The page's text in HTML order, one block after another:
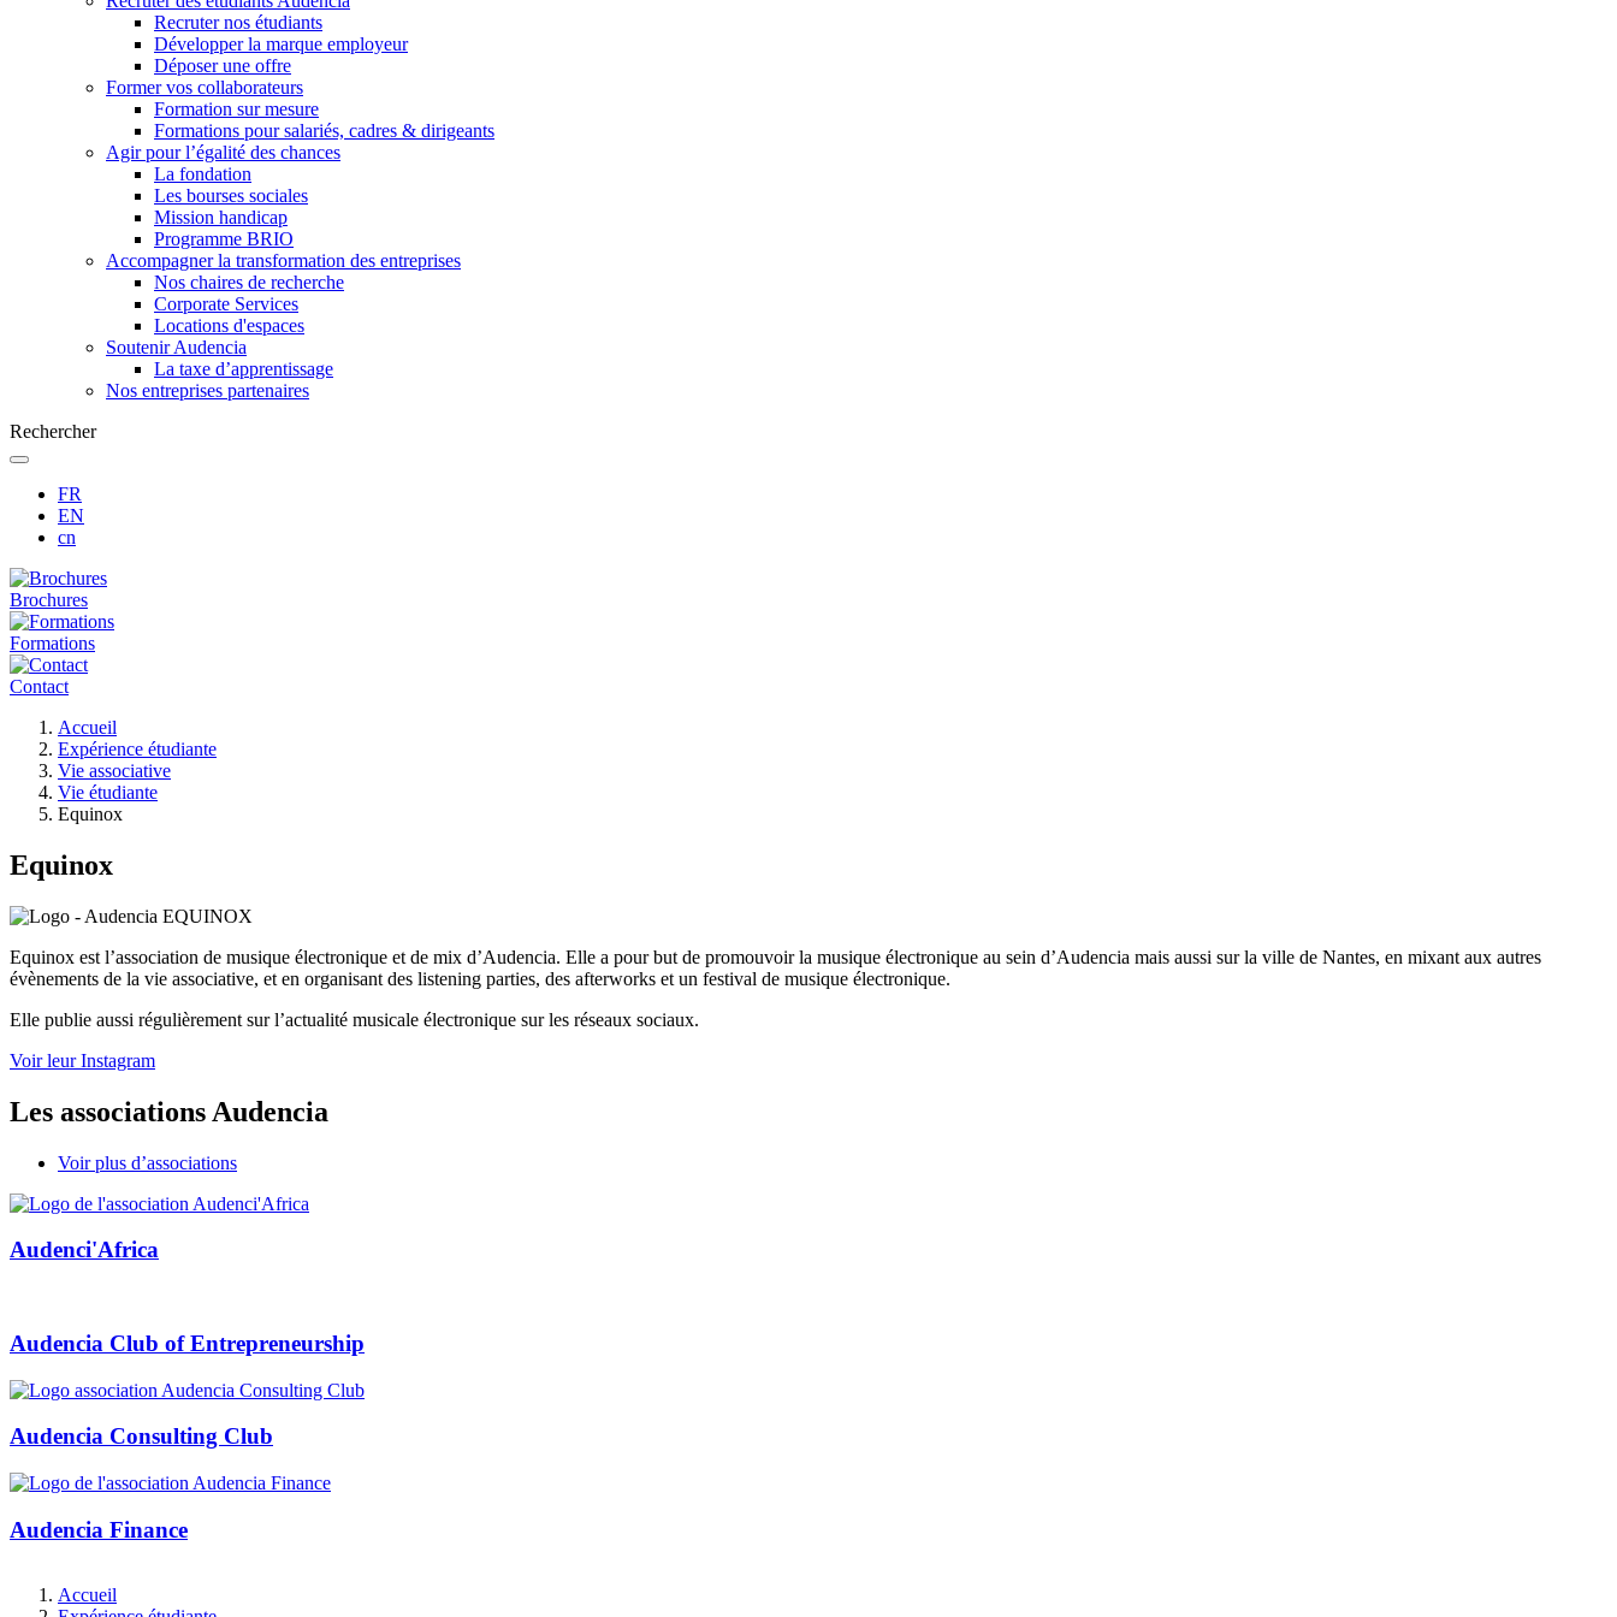
Recruter nos étudiants
Développer la marque employeur
Déposer une offre
Former vos collaborateurs
Formation sur mesure
Formations pour salariés, cadres & dirigeants
Agir pour l’égalité des chances
La fondation
Les bourses sociales
Mission handicap
Programme BRIO
Accompagner la transformation des entreprises
Nos chaires de recherche
Corporate Services
Locations d'espaces
Soutenir Audencia
La taxe d’apprentissage
Nos entreprises partenaires
Rechercher
FR
EN
cn
Brochures
Formations
Contact
d'Ariane
Accueil
Expérience étudiante
Vie associative
Vie étudiante
Equinox
Equinox
Equinox est l’association de musique électronique et de mix d’Audencia. Elle a pour but de promouvoir la musique électronique au sein d’Audencia mais aussi sur la ville de Nantes, en mixant aux autres
évènements de la vie associative, et en organisant des listening parties, des afterworks et un festival de musique électronique.
Elle publie aussi régulièrement sur l’actualité musicale électronique sur les réseaux sociaux.
Voir leur Instagram
Les associations Audencia
Voir plus d’associations
Audenci'Africa
Audencia Club of Entrepreneurship
Audencia Consulting Club
Audencia Finance
Accueil